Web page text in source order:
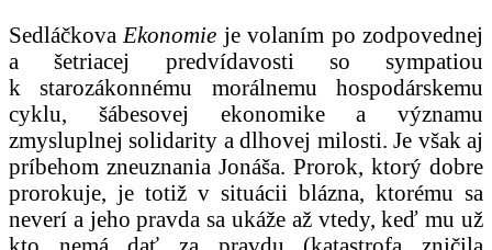
Sedláčkova Ekonomie je volaním po zodpovednej
a šetriacej predvídavosti so sympatiou
k starozákonnému morálnemu hospodárskemu
cyklu, šábesovej ekonomike a významu
zmysluplnej solidarity a dlhovej milosti. Je však aj
príbehom zneuznania Jonáša. Prorok, ktorý dobre
prorokuje, je totiž v situácii blázna, ktorému sa
neverí a jeho pravda sa ukáže až vtedy, keď mu už